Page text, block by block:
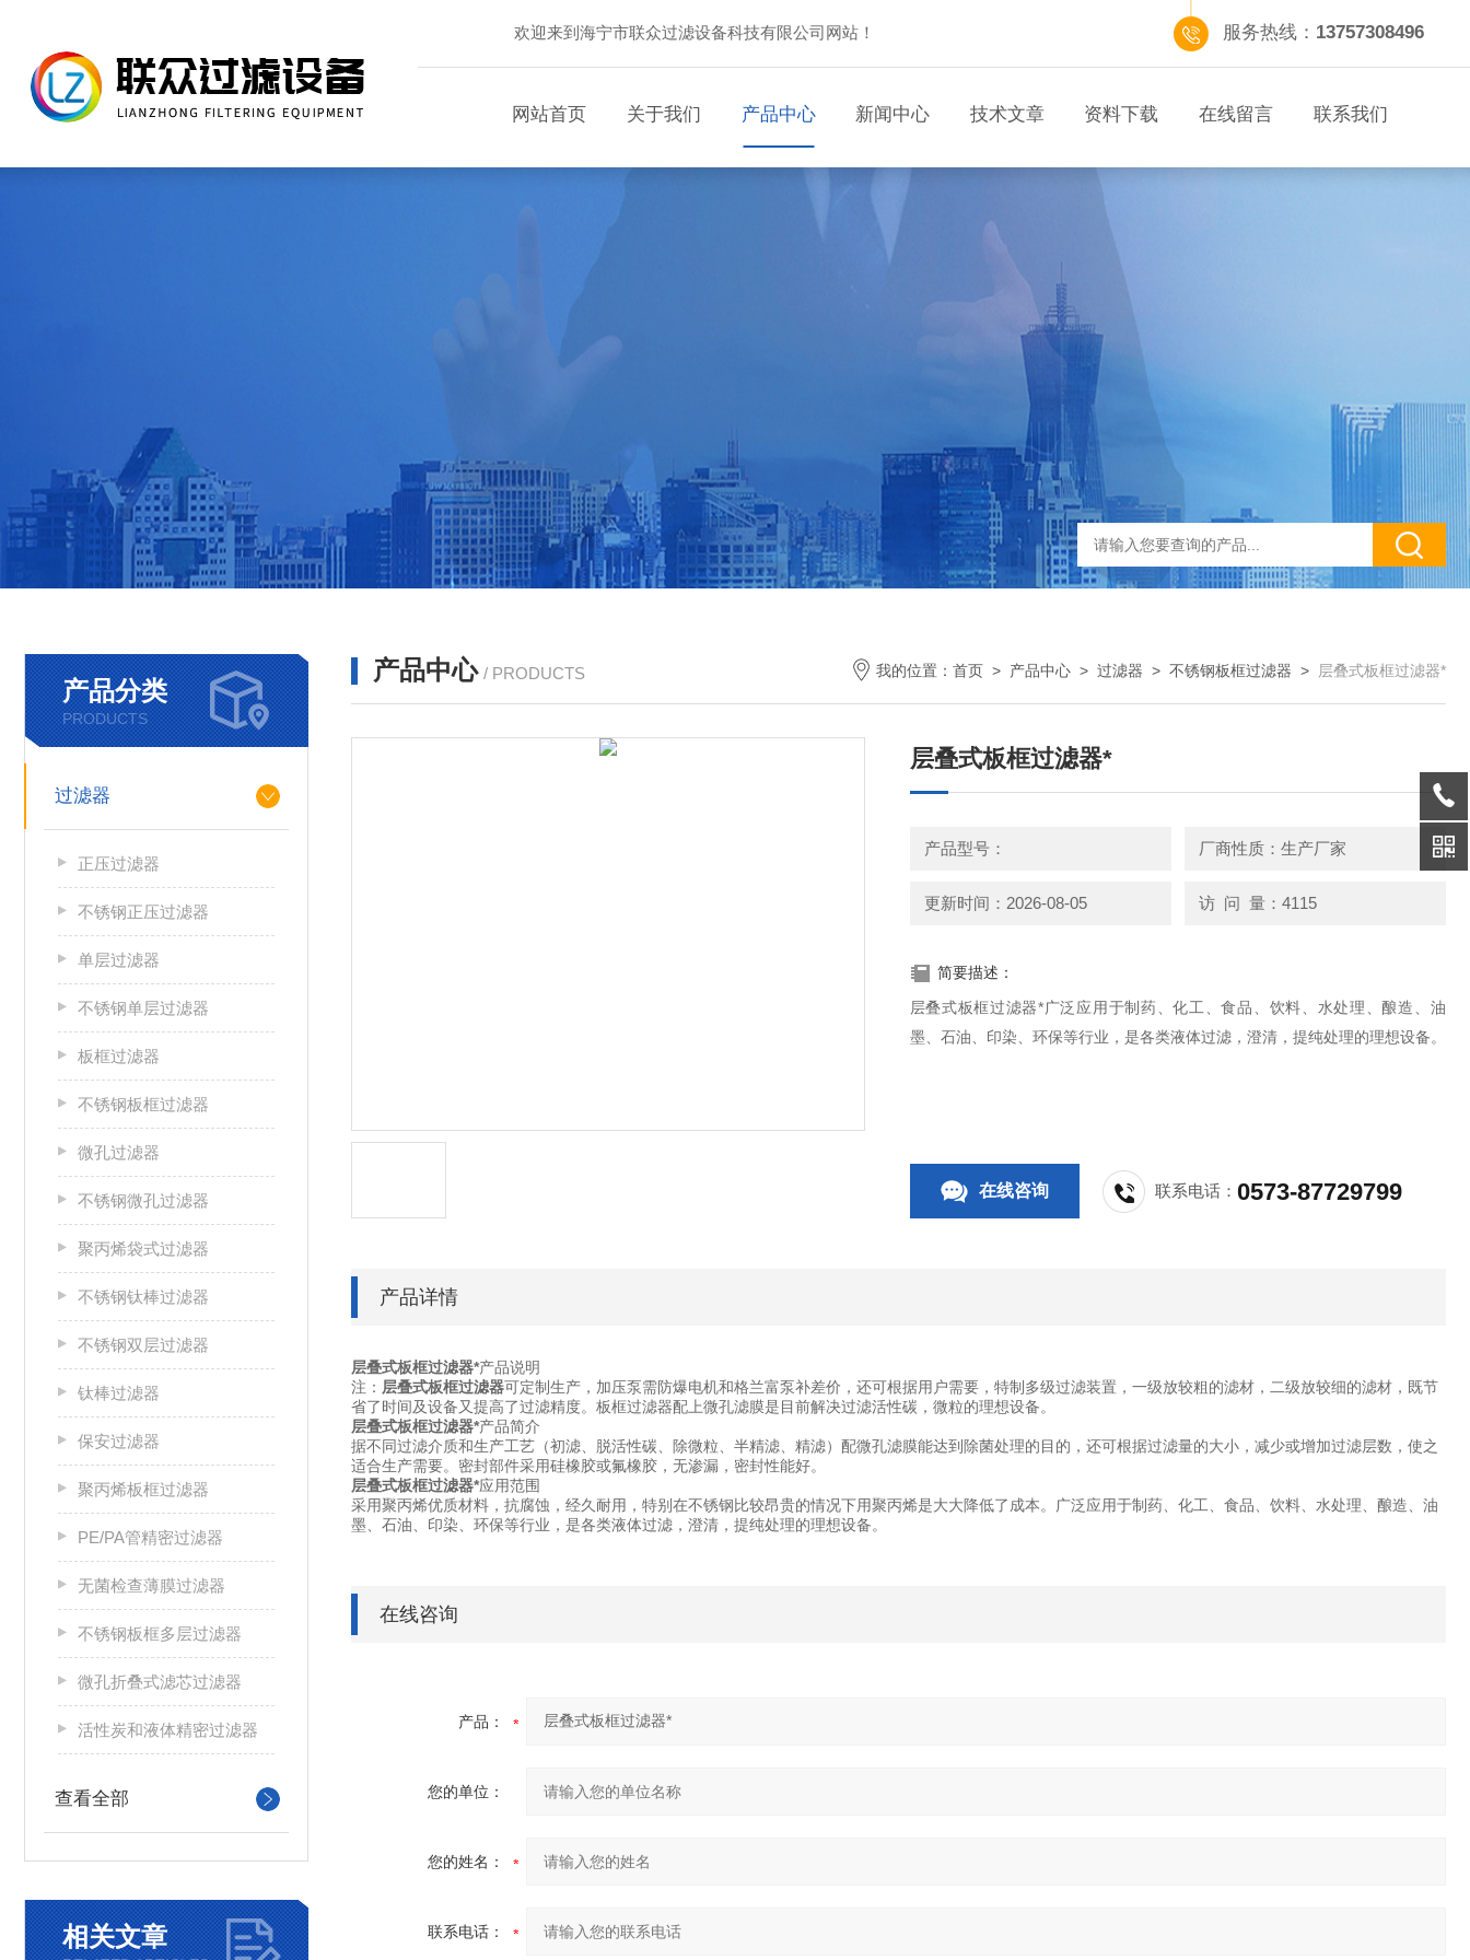
欢迎来到海宁市联众过滤设备科技有限公司网站！ 服务热线： 13757308496
网站首页 关于我们 产品中心 新闻中心 技术文章 资料下载 在线留言 联系我们
产品分类
PRODUCTS
过滤器
正压过滤器
不锈钢正压过滤器
单层过滤器
不锈钢单层过滤器
板框过滤器
不锈钢板框过滤器
微孔过滤器
不锈钢微孔过滤器
聚丙烯袋式过滤器
不锈钢钛棒过滤器
不锈钢双层过滤器
钛棒过滤器
保安过滤器
聚丙烯板框过滤器
PE/PA管精密过滤器
无菌检查薄膜过滤器
不锈钢板框多层过滤器
微孔折叠式滤芯过滤器
活性炭和液体精密过滤器
查看全部
相关文章
产品中心 / PRODUCTS 我的位置： 首页 > 产品中心 > 过滤器 > 不锈钢板框过滤器 > 层叠式板框过滤器*
层叠式板框过滤器*
产品型号： 厂商性质：生产厂家
更新时间：2026-08-05 访 问 量：4115
简要描述：
层叠式板框过滤器*广泛应用于制药、化工、食品、饮料、水处理、酿造、油
墨、石油、印染、环保等行业，是各类液体过滤，澄清，提纯处理的理想设备。
在线咨询 联系电话：0573-87729799
产品详情
层叠式板框过滤器*产品说明
注： 层叠式板框过滤器可定制生产，加压泵需防爆电机和格兰富泵补差价，还可根据用户需要，特制多级过滤装置，一级放较粗的滤材，二级放较细的滤材，既节
省了时间及设备又提高了过滤精度。板框过滤器配上微孔滤膜是目前解决过滤活性碳，微粒的理想设备。
层叠式板框过滤器*产品简介
据不同过滤介质和生产工艺（初滤、脱活性碳、除微粒、半精滤、精滤）配微孔滤膜能达到除菌处理的目的，还可根据过滤量的大小，减少或增加过滤层数，使之
适合生产需要。密封部件采用硅橡胶或氟橡胶，无渗漏，密封性能好。
层叠式板框过滤器*应用范围
采用聚丙烯优质材料，抗腐蚀，经久耐用，特别在不锈钢比较昂贵的情况下用聚丙烯是大大降低了成本。广泛应用于制药、化工、食品、饮料、水处理、酿造、油
墨、石油、印染、环保等行业，是各类液体过滤，澄清，提纯处理的理想设备。
在线咨询
产品：
您的单位：
您的姓名：
联系电话：